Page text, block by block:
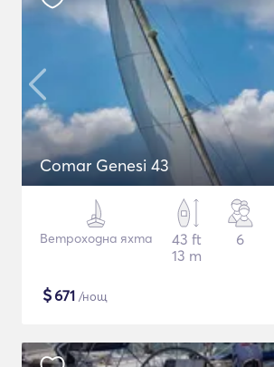
Comar Genesi 43
Ветроходна яхта
43 ft
13 m
6
$671 /нощ